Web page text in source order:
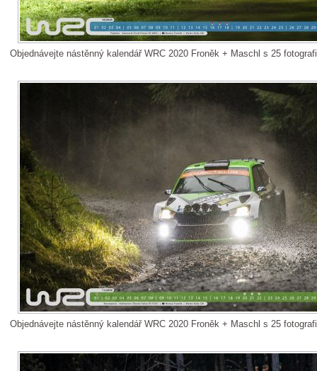
Objednávejte nástěnný kalendář WRC 2020 Froněk + Maschl s 25
Objednávejte nástěnný kalendář WRC 2020 Froněk + Maschl s 25